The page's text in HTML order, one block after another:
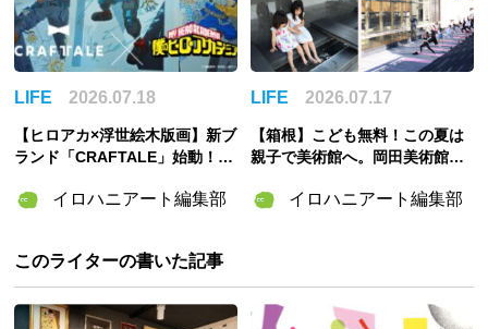
LIFE 2026.07.18
【ヒロアカ×浮世絵木版画】新ブ
ランド「CRAFTALE」始動！7
イロハニアート編集部
LIFE 2026.07.17
【箱根】こども無料！この夏は
親子で美術館へ。岡田美術館「2
ト体験イロハニアート編集部
このライターの書いた記事